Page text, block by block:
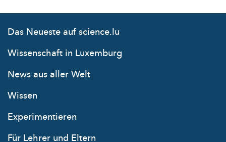
Das Neueste auf science.lu
Wissenschaft in Luxemburg
News aus aller Welt
Wissen
Experimentieren
Für Lehrer und Eltern